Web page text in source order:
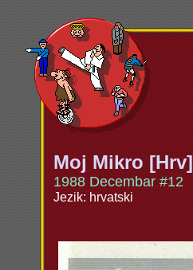
Moj Mikro [Hrv]
1988 Decembar #12
Jezik: hrvatski